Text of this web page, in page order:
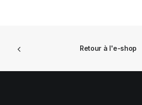
Retour à l'e-shop